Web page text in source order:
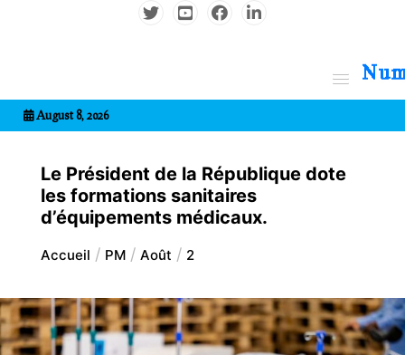
August 8, 2026
Le Président de la République dote
les formations sanitaires
d’équipements médicaux.
Accueil PM Août 2